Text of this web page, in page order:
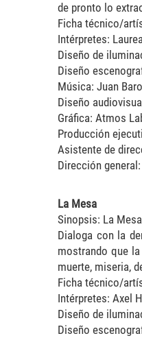
de pronto lo
Ficha técnico/
Intérpretes:
Diseño de
Diseño
Música: Juan
Diseño
Gráfica: Atmos
Producción
Asistente de
Dirección
La Mesa
Sinopsis: La
Dialoga con la
mostrando que
muerte, miseria,
Ficha técnico/
Intérpretes: Axel
Diseño de
Diseño